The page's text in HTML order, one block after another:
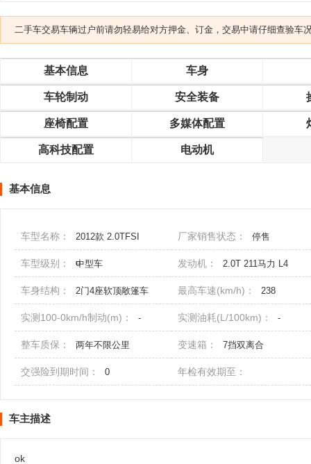
二手车交易车辆过户前请勿轻易给对方押金、订金，交易中请仔细查验车
基本信息 车身
车轮制动 安全装备
座椅配置 多媒体配置
高科技配置 电动机
基本信息
车型名称： 2012款 2.0TFSI
Cabriolet quattro
厂家销售状态： 停售
车型级别： 中型车 发动机： 2.0T 211马力 L4
车身结构： 2门4座软顶敞篷车 最高车速(km/h)： 238
实测100-0km/h制动(m)： - 实测油耗(L/100km)： -
整车质保： 两年不限公里 变速箱： 7挡双离合
交强险到期时间： 0 年检有效期至：
车主描述
ok